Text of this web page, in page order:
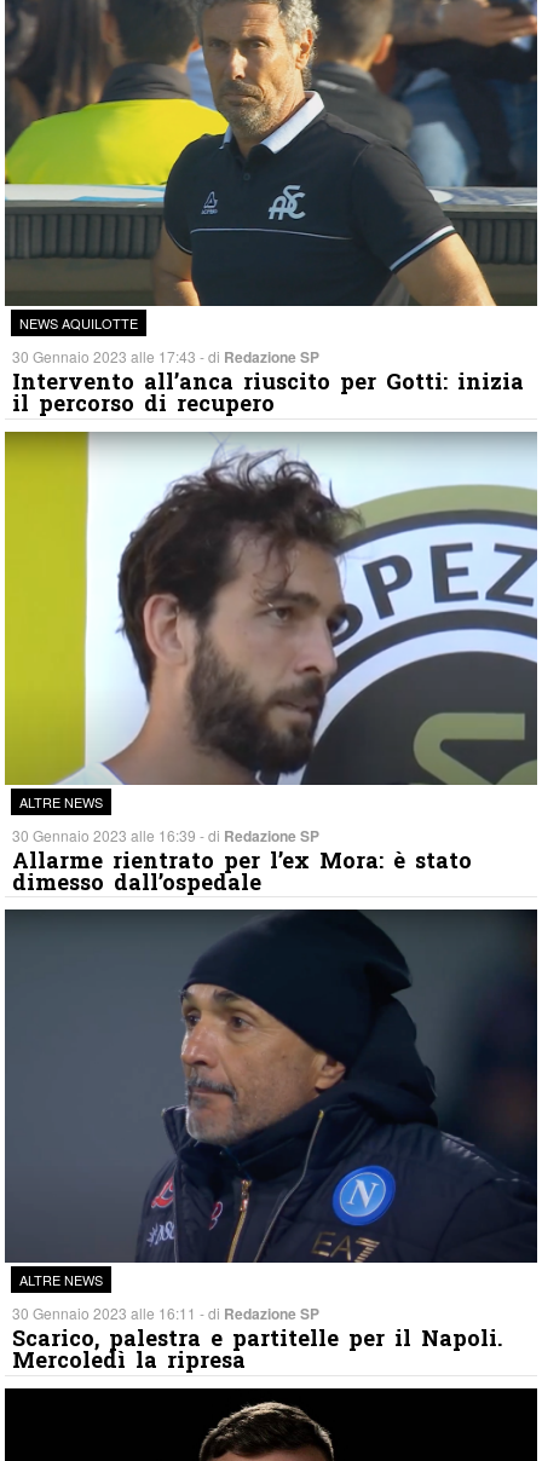
NEWS AQUILOTTE
30 Gennaio 2023 alle 17:43 - di Redazione SP
Intervento all’anca riuscito per Gotti: inizia
il percorso di recupero
ALTRE NEWS
30 Gennaio 2023 alle 16:39 - di Redazione SP
Allarme rientrato per l’ex Mora: è stato
dimesso dall’ospedale
ALTRE NEWS
30 Gennaio 2023 alle 16:11 - di Redazione SP
Scarico, palestra e partitelle per il Napoli.
Mercoledì la ripresa